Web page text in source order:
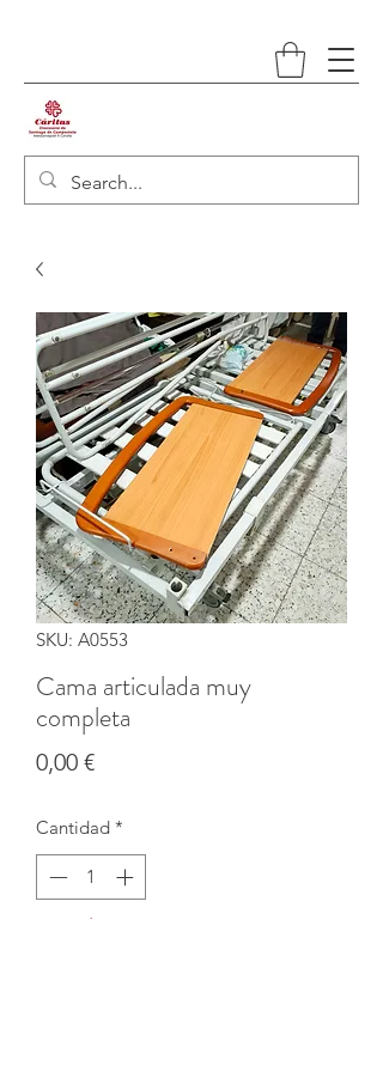
SKU: A0553
Cama articulada muy
completa
0,00 €Precio
Cantidad *
Agotado